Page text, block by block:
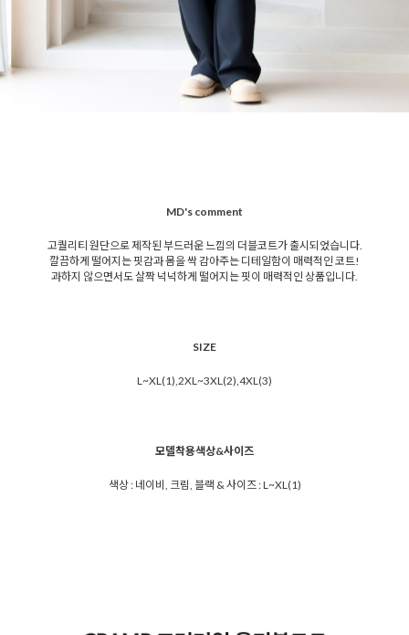
MD's comment
고퀄리티 원단으로 제작된 부드러운 느낌의 더블코트가 출시되었습니다.
깔끔하게 떨어지는 핏감과 몸을 싹 감아주는 디테일함이 매력적인 코트!
과하지 않으면서도 살짝 넉넉하게 떨어지는 핏이 매력적인 상품입니다.
SIZE
L~XL(1),2XL~3XL(2),4XL(3)
모델착용색상&사이즈
색상 : 네이비, 크림, 블랙 & 사이즈 : L~XL(1)